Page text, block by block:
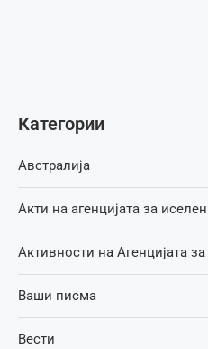
Категории
Австралија
Акти на агенцијата за
Активности на Агенцијата
Ваши писма
Вести